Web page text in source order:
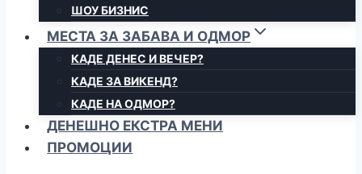
ШОУ БИЗНИС
МЕСТА ЗА ЗАБАВА И ОДМОР
КАДЕ ДЕНЕС И ВЕЧЕР?
КАДЕ ЗА ВИКЕНД?
КАДЕ НА ОДМОР?
ДЕНЕШНО ЕКСТРА МЕНИ
ПРОМОЦИИ